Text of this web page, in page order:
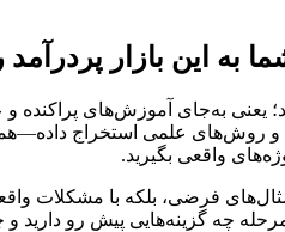
این بازار پردرآمد
یعنی به‌جای آموزش‌های پراکنده
و روش‌های علمی استخراج
واقعی بگیرید.
فرضی، بلکه با مشکلات
چه گزینه‌هایی پیش رو دارید و